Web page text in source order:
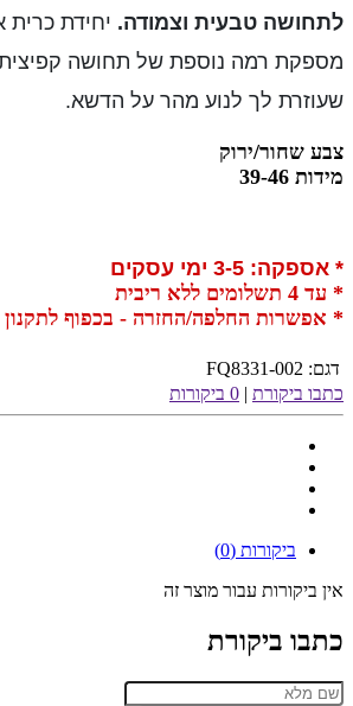
לתחושה טבעית וצמודה.
מספקת רמה נוספת של תחושה
שעוזרת לך לנוע מהר על הדשא.
צבע שחור/ירוק
מידות 39-46
* אספקה: 3-5 ימי עסקים
* עד 4 תשלומים ללא ריבית
* אפשרות החלפה/החזרה - בכפוף לתקנון
דגם: FQ8331-002
כתבו ביקורת | 0 ביקורות
ביקורות (0)
אין ביקורות עבור מוצר זה
כתבו ביקורת